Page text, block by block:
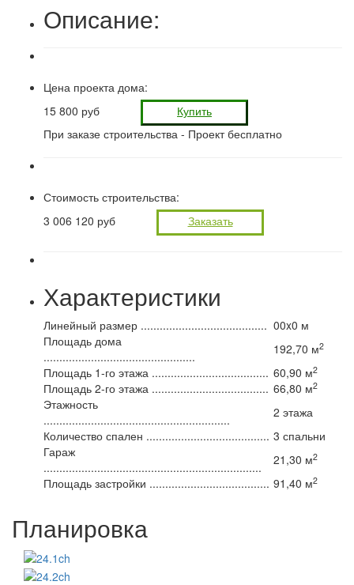
Описание:
Цена проекта дома:
15 800 руб
Купить
При заказе строительства - Проект бесплатно
Стоимость строительства:
3 006 120 руб
Заказать
Характеристики
Линейный размер ........................................ 00x0 м
Площадь дома
................................................
192,70 м2
Площадь 1-го этажа ..................................... 60,90 м2
Площадь 2-го этажа ..................................... 66,80 м2
Этажность
...........................................................
2 этажа
Количество спален ....................................... 3 спальни
Гараж
.....................................................................
21,30 м2
Площадь застройки ...................................... 91,40 м2
Планировка